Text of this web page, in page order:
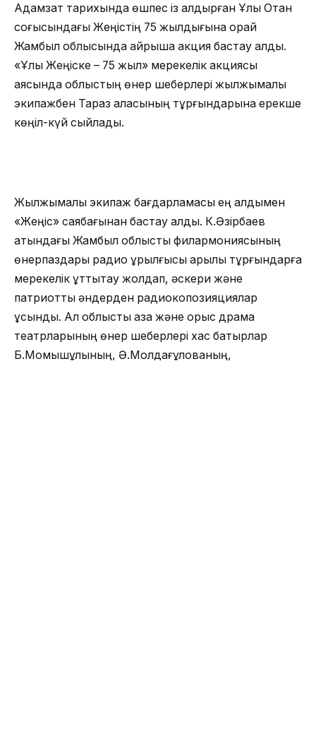
Адамзат тарихында өшпес із қалдырған Ұлы Отан
соғысындағы Жеңістің 75 жылдығына орай
Жамбыл облысында айрықша акция бастау алды.
«Ұлы Жеңіске – 75 жыл» мерекелік акциясы
аясында облыстың өнер шеберлері жылжымалы
экипажбен Тараз қаласының тұрғындарына ерекше
көңіл-күй сыйлады.
Жылжымалы экипаж бағдарламасы ең алдымен
«Жеңіс» саябағынан бастау алды. К.Әзірбаев
атындағы Жамбыл облыстық филармониясының
өнерпаздары радио құрылғысы арқылы тұрғындарға
мерекелік құттықтау жолдап, әскери және
патриоттық әндерден радиокопозияциялар
ұсынды. Ал облыстық қазақ және орыс драма
театрларының өнер шеберлері хас батырлар
Б.Момышұлының, Ә.Молдағұлованың,